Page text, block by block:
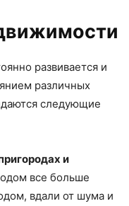
развивается и
различных
следующие
и
все больше
вдали от шума и